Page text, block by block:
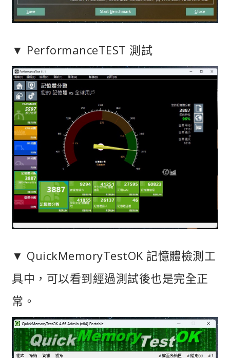
▼ PerformanceTEST 測試
▼ QuickMemoryTestOK 記憶體檢測工
具中，可以看到經過測試後也是完全正
常。